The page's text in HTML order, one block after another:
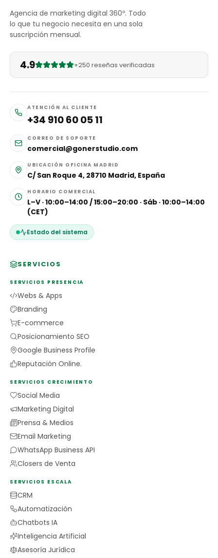
Agencia de marketing digital 360º. Todo
lo que tu negocio necesita en una sola
suscripción mensual.
4.9 +250 reseñas verificadas
ATENCIÓN AL CLIENTE
+34 910 60 05 11
CORREO DE SOPORTE
comercial@gonerstudio.com
UBICACIÓN OFICINA MADRID
C/ San Roque 4, 28710 Madrid, España
HORARIO COMERCIAL
L–V · 10:00–14:00 / 15:00–20:00 · Sáb · 10:00–14:00
(CET)
Estado del sistema
SERVICIOS
SERVICIOS PRESENCIA
Webs & Apps
Branding
E-commerce
Posicionamiento SEO
Google Business Profile
Reputación Online.
SERVICIOS CRECIMIENTO
Social Media
Marketing Digital
Prensa & Medios
Email Marketing
WhatsApp Business API
Closers de Venta
SERVICIOS ESCALA
CRM
Automatización
Chatbots IA
Inteligencia Artificial
Asesoría Jurídica